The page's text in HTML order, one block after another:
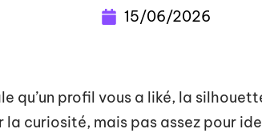
15/06/2026
qu’un profil vous a liké, la
la curiosité, mais pas assez pour